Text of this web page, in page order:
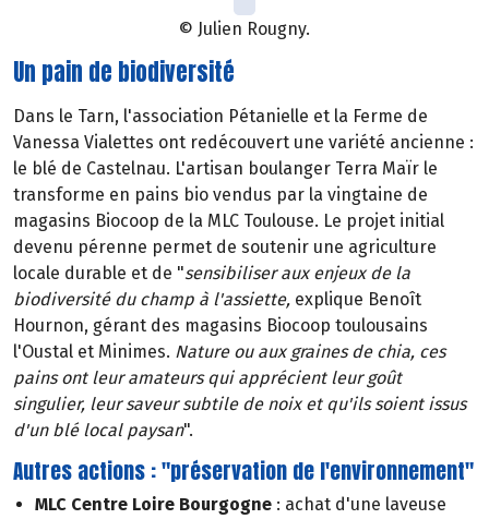
© Julien Rougny.
Un pain de biodiversité
Dans le Tarn, l'association Pétanielle et la Ferme de
Vanessa Vialettes ont redécouvert une variété ancienne :
le blé de Castelnau. L'artisan boulanger Terra Maïr le
transforme en pains bio vendus par la vingtaine de
magasins Biocoop de la MLC Toulouse. Le projet initial
devenu pérenne permet de soutenir une agriculture
locale durable et de "sensibiliser aux enjeux de la
biodiversité du champ à l'assiette, explique Benoît
Hournon, gérant des magasins Biocoop toulousains
l'Oustal et Minimes. Nature ou aux graines de chia, ces
pains ont leur amateurs qui apprécient leur goût
singulier, leur saveur subtile de noix et qu'ils soient issus
d'un blé local paysan".
Autres actions : "préservation de l'environnement"
MLC Centre Loire Bourgogne : achat d'une laveuse